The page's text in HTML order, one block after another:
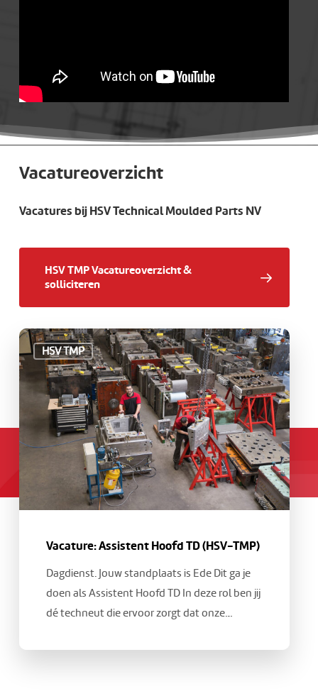
Vacatureoverzicht
Vacatures bij HSV Technical Moulded Parts NV
HSV TMP Vacatureoverzicht &
solliciteren
HSV TMP
Vacature:
Assistent
Hoofd
(HSV-
TMP)
Vacature: Assistent Hoofd TD (HSV-TMP)
Dagdienst. Jouw standplaats is Ede Dit ga je
doen als Assistent Hoofd TD In deze rol ben jij
dé techneut die ervoor zorgt dat onze…